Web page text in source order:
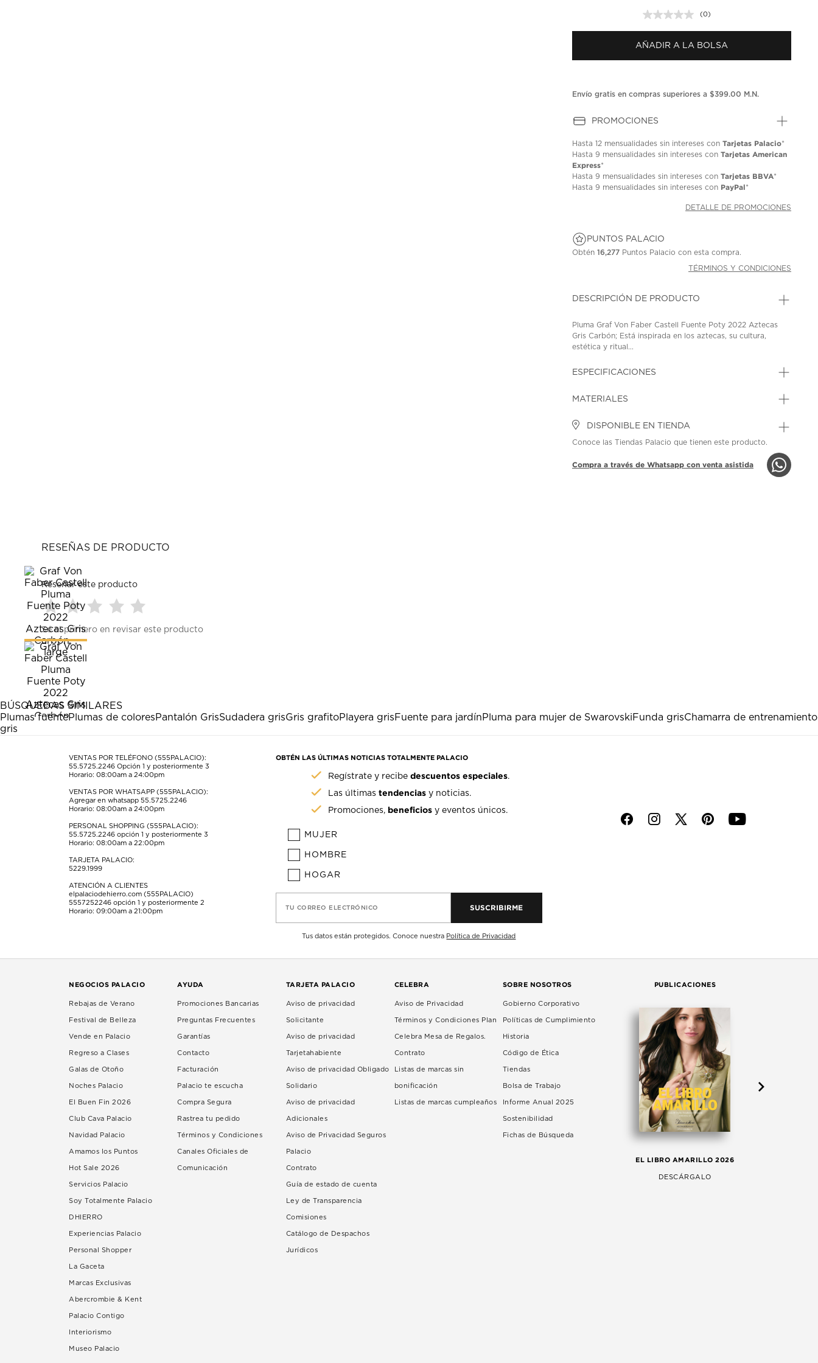
Sin
puntuación.
en
la
(0)
AÑADIR A LA BOLSA
Envío gratis en compras superiores a $399.00 M.N.
PROMOCIONES
Hasta12 mensualidades sin intereses conTarjetas Palacio*
Hasta9 mensualidades sin intereses conTarjetas American
Express*
Hasta9 mensualidades sin intereses conTarjetas BBVA*
Hasta9 mensualidades sin intereses con PayPal*
DETALLE DE PROMOCIONES
PUNTOS PALACIO
Obtén16,277 Puntos Palacio con esta compra.
TÉRMINOS Y CONDICIONES
DESCRIPCIÓN DE PRODUCTO
Pluma Graf Von Faber Castell Fuente Poty 2022 Aztecas
Gris Carbón; Está inspirada en los aztecas, su cultura,
estética y ritual...
ESPECIFICACIONES
MATERIALES
DISPONIBLE EN TIENDA
Conoce las Tiendas Palacio que tienen este producto.
Compra a través de Whatsapp con venta asistida
RESEÑAS DE PRODUCTO
Reseñar este producto
Seleccionar
para
calificar
el
artículo
con
1
estrella
Esta
acción
formulario
Seleccionar
para
calificar
el
artículo
con
2
estrellas.
Esta
acción
formulario
de
para
calificar
el
con
estrellas.
Esta
acción
formulario
de
para
estrellas.
Esta
acción
formulario
de
para
Esta
acción
formulario
de
envío.
Sé el primero en revisar este producto
BÚSQUEDAS SIMILARES
Plumas fuentePlumas de coloresPantalón GrisSudadera grisGris grafitoPlayera grisFuente para jardínPluma para mujer de SwarovskiFunda grisChamarra de entrenamiento
gris
VENTAS POR TELÉFONO (555PALACIO):
55.5725.2246 Opción 1 y posteriormente 3
Horario: 08:00am a 24:00pm
VENTAS POR WHATSAPP (555PALACIO):
Agregar en whatsapp 55.5725.2246
Horario: 08:00am a 24:00pm
PERSONAL SHOPPING (555PALACIO):
55.5725.2246 opción 1 y posteriormente 3
Horario: 08:00am a 22:00pm
TARJETA PALACIO:
5229.1999
ATENCIÓN A CLIENTES
elpalaciodehierro.com (555PALACIO)
5557252246 opción 1 y posteriormente 2
Horario: 09:00am a 21:00pm
OBTÉN LAS ÚLTIMAS NOTICIAS TOTALMENTE PALACIO
Regístrate y recibedescuentos especiales.
Las últimastendencias y noticias.
Promociones, beneficios y eventos únicos.
MUJER
HOMBRE
HOGAR
TU CORREO ELECTRÓNICO SUSCRIBIRME
Tus datos están protegidos. Conoce nuestra Política de Privacidad
f i p y
NEGOCIOS PALACIO
Rebajas de Verano
Festival de Belleza
Vende en Palacio
Regreso a Clases
Galas de Otoño
Noches Palacio
El Buen Fin 2026
Club Cava Palacio
Navidad Palacio
Amamos los Puntos
Hot Sale 2026
Servicios Palacio
Soy Totalmente Palacio
DHIERRO
Experiencias Palacio
Personal Shopper
La Gaceta
Marcas Exclusivas
Abercrombie & Kent
Palacio Contigo
Interiorismo
Museo Palacio
AYUDA
Promociones Bancarias
Preguntas Frecuentes
Garantías
Contacto
Facturación
Palacio te escucha
Compra Segura
Rastrea tu pedido
Términos y Condiciones
Canales Oficiales de
Comunicación
TARJETA PALACIO
Aviso de privacidad
Solicitante
Aviso de privacidad
Tarjetahabiente
Aviso de privacidad Obligado
Solidario
Aviso de privacidad
Adicionales
Aviso de Privacidad Seguros
Palacio
Contrato
Guía de estado de cuenta
Ley de Transparencia
Comisiones
Catálogo de Despachos
Jurídicos
CELEBRA
Aviso de Privacidad
Términos y Condiciones Plan
Celebra Mesa de Regalos.
Contrato
Listas de marcas sin
bonificación
Listas de marcas cumpleaños
SOBRE NOSOTROS
Gobierno Corporativo
Políticas de Cumplimiento
Historia
Código de Ética
Tiendas
Bolsa de Trabajo
Informe Anual 2025
Sostenibilidad
Fichas de Búsqueda
PUBLICACIONES
EL LIBRO AMARILLO 2026
DESCÁRGALO